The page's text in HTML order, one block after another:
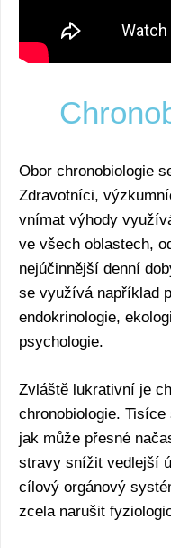
Obor chronobiologie
Zdravotníci,
vnímat výhody
ve všech oblastech,
nejúčinnější denní
se využívá například
endokrinologie,
psychologie.
Zvláště lukrativní je
chronobiologie.
jak může přesné
stravy snížit vedlejší
cílový orgánový
zcela narušit